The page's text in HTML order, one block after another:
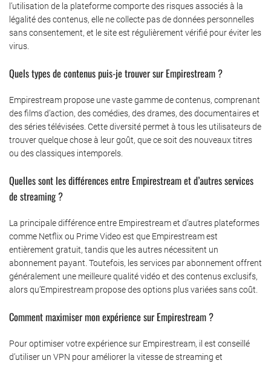
l’utilisation de la plateforme comporte des risques associés à la
légalité des contenus, elle ne collecte pas de données personnelles
sans consentement, et le site est régulièrement vérifié pour éviter les
virus.
Quels types de contenus puis-je trouver sur Empirestream ?
Empirestream propose une vaste gamme de contenus, comprenant
des films d’action, des comédies, des drames, des documentaires et
des séries télévisées. Cette diversité permet à tous les utilisateurs de
trouver quelque chose à leur goût, que ce soit des nouveaux titres
ou des classiques intemporels.
Quelles sont les différences entre Empirestream et d’autres services
de streaming ?
La principale différence entre Empirestream et d’autres plateformes
comme Netflix ou Prime Video est que Empirestream est
entièrement gratuit, tandis que les autres nécessitent un
abonnement payant. Toutefois, les services par abonnement offrent
généralement une meilleure qualité vidéo et des contenus exclusifs,
alors qu’Empirestream propose des options plus variées sans coût.
Comment maximiser mon expérience sur Empirestream ?
Pour optimiser votre expérience sur Empirestream, il est conseillé
d’utiliser un VPN pour améliorer la vitesse de streaming et